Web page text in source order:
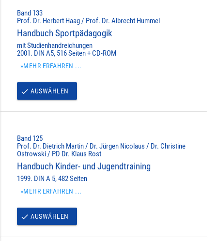
Band 133
Prof. Dr. Herbert Haag / Prof. Dr. Albrecht Hummel
Handbuch Sportpädagogik
mit Studienhandreichungen
2001. DIN A5, 516 Seiten + CD-ROM
»MEHR ERFAHREN ...
done AUSWÄHLEN
Band 125
Prof. Dr. Dietrich Martin / Dr. Jürgen Nicolaus / Dr. Christine
Ostrowski / PD Dr. Klaus Rost
Handbuch Kinder- und Jugendtraining
1999. DIN A 5, 482 Seiten
»MEHR ERFAHREN ...
done AUSWÄHLEN